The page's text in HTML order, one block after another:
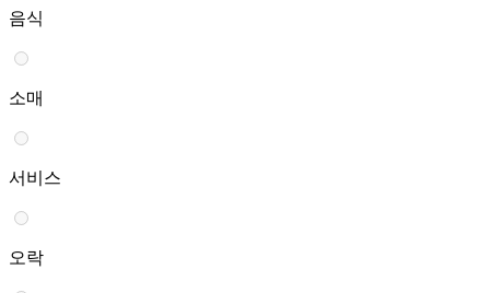
음식
소매
서비스
오락